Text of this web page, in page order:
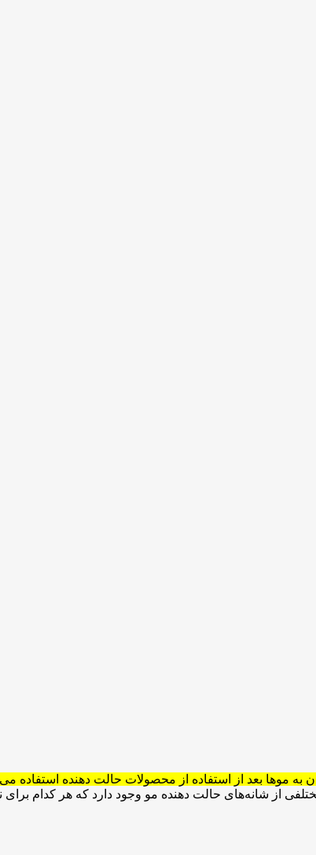
موها بعد از استفاده از محصولات حالت دهنده استفاده
مختلفی از شانه‌های حالت دهنده مو وجود دارد که هر کدام